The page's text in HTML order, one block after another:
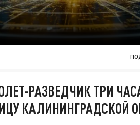
РАЗВЕДЧИК ТРИ
КАЛИНИНГРАДСКОЙ